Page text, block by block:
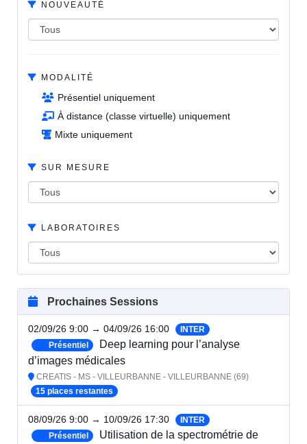
NOUVEAUTÉ
MODALITÉ
Présentiel uniquement
À distance (classe virtuelle) uniquement
Mixte uniquement
SUR MESURE
LABORATOIRES
Prochaines Sessions
02/09/26 9:00 → 04/09/26 16:00
INTER
Présentiel
Deep learning pour l’analyse
d’images médicales
CREATIS - MS - VILLEURBANNE - VILLEURBANNE (69)
15 places restantes
08/09/26 9:00 → 10/09/26 17:30
INTER
Présentiel
Utilisation de la spectrométrie de